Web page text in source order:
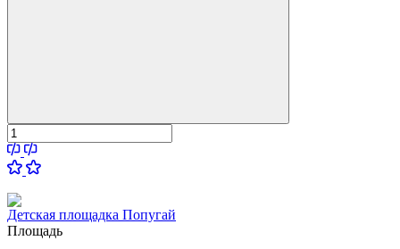
Детская площадка Попугай
Площадь